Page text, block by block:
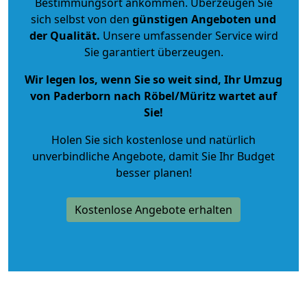
sich selbst von den günstigen Angeboten und
der Qualität. Unsere umfassender Service wird
Sie garantiert überzeugen.
Wir legen los, wenn Sie so weit sind, Ihr Umzug
von Paderborn nach Röbel/Müritz wartet auf
Sie!
Holen Sie sich kostenlose und natürlich
unverbindliche Angebote, damit Sie Ihr Budget
besser planen!
Kostenlose Angebote erhalten